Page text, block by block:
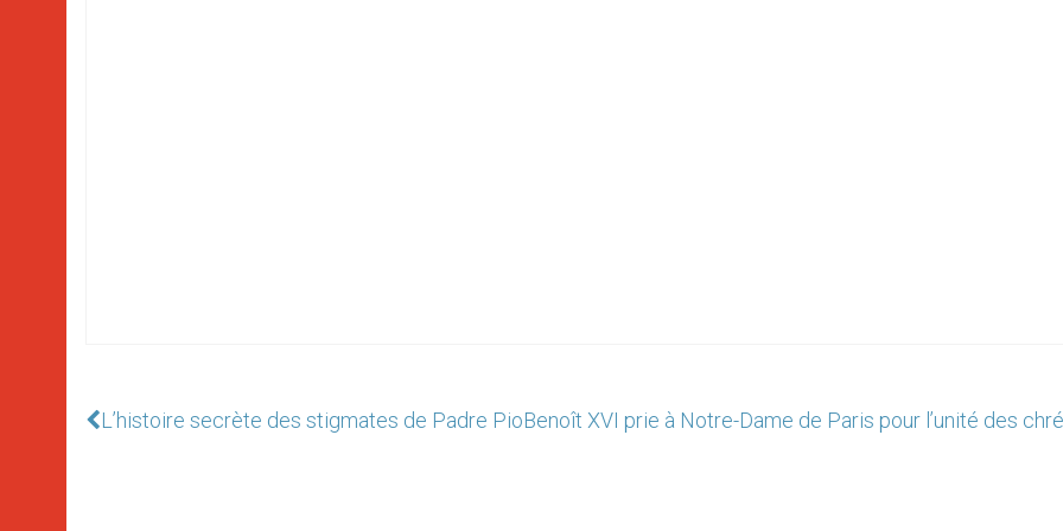
L’histoire secrète des stigmates de Padre PioBenoît XVI prie à Notre-Dame de Paris pour l’unité des